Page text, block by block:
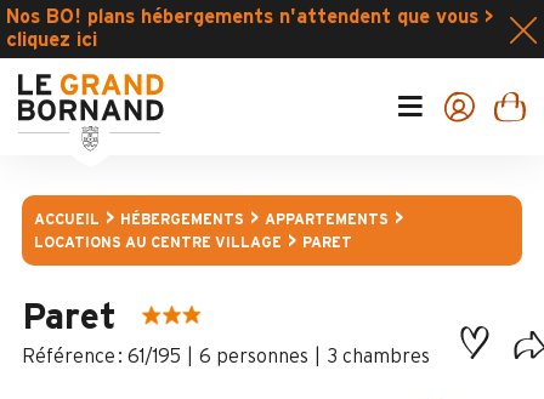
Nos BO! plans hébergements n'attendent que vous >
cliquez ici
ACCUEIL HÉBERGEMENTS
APPARTEMENTS
LOCATIONS AU CENTRE VILLAGE
PARET
Paret
: 61/195 6 personnes 3 chambres